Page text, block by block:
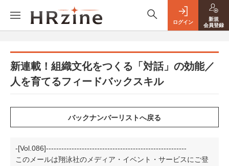
ログイン
新規
会員登録
新連載！組織文化をつくる「対話」の効能／
人を育てるフィードバックスキル
-[Vol.086]-------------------------------------------------------
このメールは翔泳社のメディア・イベント・サービスにご登